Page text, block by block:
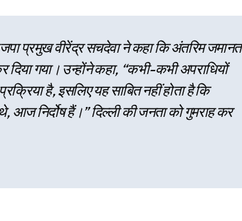
प्रमुख वीरेंद्र सचदेवा ने कहा कि अंतरिम जमानत
दिया गया। उन्होंने कहा, “कभी-कभी अपराधियों
है, इसलिए यह साबित नहीं होता है कि
आज निर्दोष हैं।” दिल्ली की जनता को गुमराह कर